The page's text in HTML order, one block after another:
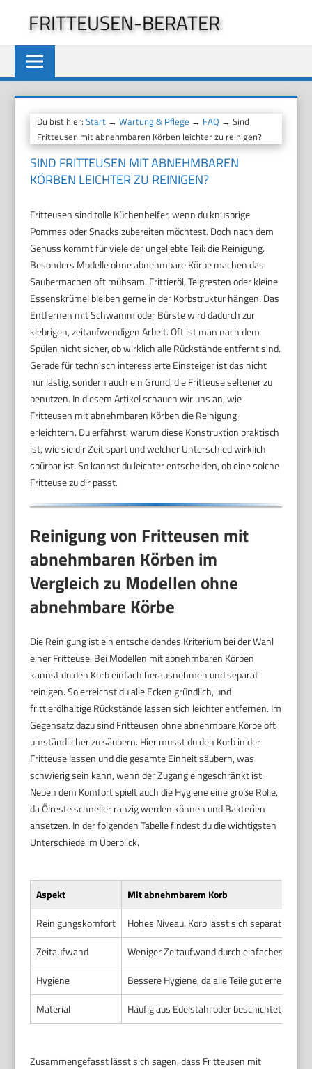
springen
FRITTEUSEN-BERATER
Du bist hier:Start →Wartung & Pflege → FAQ → Sind
Fritteusen mit abnehmbaren Körben leichter zu reinigen?
SIND FRITTEUSEN MIT ABNEHMBAREN
KÖRBEN LEICHTER ZU REINIGEN?
Fritteusen sind tolle Küchenhelfer, wenn du knusprige
Pommes oder Snacks zubereiten möchtest. Doch nach dem
Genuss kommt für viele der ungeliebte Teil: die Reinigung.
Besonders Modelle ohne abnehmbare Körbe machen das
Saubermachen oft mühsam. Frittieröl, Teigresten oder kleine
Essenskrümel bleiben gerne in der Korbstruktur hängen. Das
Entfernen mit Schwamm oder Bürste wird dadurch zur
klebrigen, zeitaufwendigen Arbeit. Oft ist man nach dem
Spülen nicht sicher, ob wirklich alle Rückstände entfernt sind.
Gerade für technisch interessierte Einsteiger ist das nicht
nur lästig, sondern auch ein Grund, die Fritteuse seltener zu
benutzen. In diesem Artikel schauen wir uns an, wie
Fritteusen mit abnehmbaren Körben die Reinigung
erleichtern. Du erfährst, warum diese Konstruktion praktisch
ist, wie sie dir Zeit spart und welcher Unterschied wirklich
spürbar ist. So kannst du leichter entscheiden, ob eine solche
Fritteuse zu dir passt.
Reinigung von Fritteusen mit
abnehmbaren Körben im
Vergleich zu Modellen ohne
abnehmbare Körbe
Die Reinigung ist ein entscheidendes Kriterium bei der Wahl
einer Fritteuse. Bei Modellen mit abnehmbaren Körben
kannst du den Korb einfach herausnehmen und separat
reinigen. So erreichst du alle Ecken gründlich, und
frittierölhaltige Rückstände lassen sich leichter entfernen. Im
Gegensatz dazu sind Fritteusen ohne abnehmbare Körbe oft
umständlicher zu säubern. Hier musst du den Korb in der
Fritteuse lassen und die gesamte Einheit säubern, was
schwierig sein kann, wenn der Zugang eingeschränkt ist.
Neben dem Komfort spielt auch die Hygiene eine große Rolle,
da Ölreste schneller ranzig werden können und Bakterien
ansetzen. In der folgenden Tabelle findest du die wichtigsten
Unterschiede im Überblick.
Aspekt
Mit abnehmbarem Korb
Reinigungskomfort
Hohes Niveau. Korb lässt sich separat und
Zeitaufwand
Weniger Zeitaufwand durch einfaches
Hygiene
Bessere Hygiene, da alle Teile gut
Material
Häufig aus Edelstahl oder beschichtet,
Zusammengefasst lässt sich sagen, dass Fritteusen mit